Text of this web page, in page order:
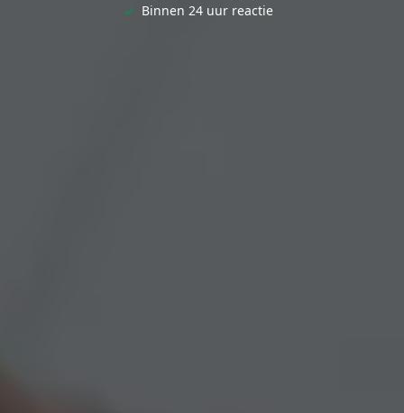
✓ Binnen 24 uur reactie